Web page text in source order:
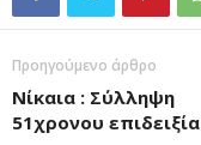
Προηγούμενο άρθρο
Νίκαια : Σύλληψη
51χρονου επιδειξία